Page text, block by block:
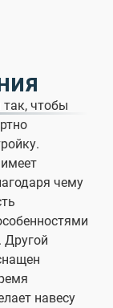
так, чтобы
чему
Другой
навесу